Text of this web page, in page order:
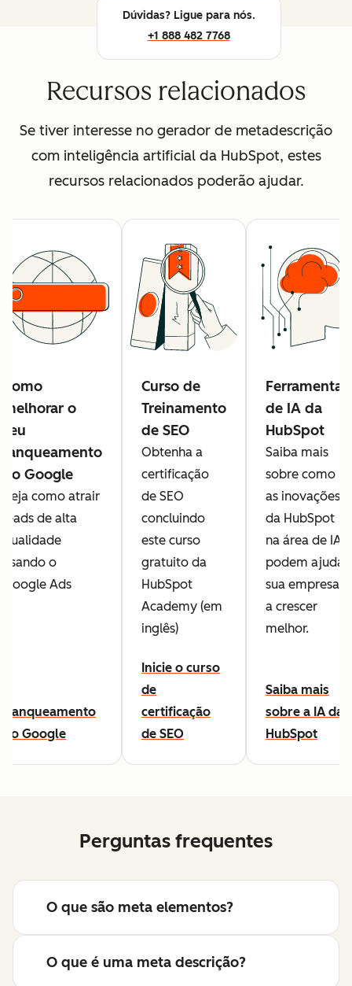
Dúvidas? Ligue para nós.
+1 888 482 7768
Recursos relacionados
Se tiver interesse no gerador de metadescrição
com inteligência artificial da HubSpot, estes
recursos relacionados poderão ajudar.
Como
melhorar o
seu
ranqueamento
no Google
Veja como atrair
leads de alta
qualidade
usando o
Google Ads
Ranqueamento
no Google
Curso de
Treinamento
de SEO
Obtenha a
certificação
de SEO
concluindo
este curso
gratuito da
HubSpot
Academy (em
inglês)
Inicie o curso
de
certificação
de SEO
Ferramentas
de IA da
HubSpot
Saiba mais
sobre como
as inovações
da HubSpot
na área de IA
podem ajudar
sua empresa
a crescer
melhor.
Saiba mais
sobre a IA da
HubSpot
Perguntas frequentes
O que são meta elementos?
O que é uma meta descrição?